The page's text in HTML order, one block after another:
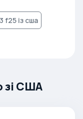
f25 із сша
зі США